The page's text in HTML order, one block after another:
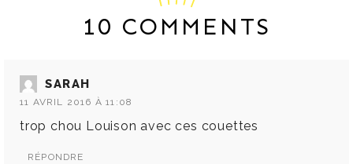
10 COMMENTS
SARAH
11 AVRIL 2016 À 11:08
trop chou Louison avec ces couettes
RÉPONDRE